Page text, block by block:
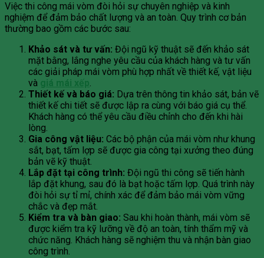
Việc thi công mái vòm đòi hỏi sự chuyên nghiệp và kinh
nghiệm để đảm bảo chất lượng và an toàn. Quy trình cơ bản
thường bao gồm các bước sau:
Khảo sát và tư vấn: Đội ngũ kỹ thuật sẽ đến khảo sát
mặt bằng, lắng nghe yêu cầu của khách hàng và tư vấn
các giải pháp mái vòm phù hợp nhất về thiết kế, vật liệu
và giá mái xếp.
Thiết kế và báo giá: Dựa trên thông tin khảo sát, bản vẽ
thiết kế chi tiết sẽ được lập ra cùng với báo giá cụ thể.
Khách hàng có thể yêu cầu điều chỉnh cho đến khi hài
lòng.
Gia công vật liệu: Các bộ phận của mái vòm như khung
sắt, bạt, tấm lợp sẽ được gia công tại xưởng theo đúng
bản vẽ kỹ thuật.
Lắp đặt tại công trình: Đội ngũ thi công sẽ tiến hành
lắp đặt khung, sau đó là bạt hoặc tấm lợp. Quá trình này
đòi hỏi sự tỉ mỉ, chính xác để đảm bảo mái vòm vững
chắc và đẹp mắt.
Kiểm tra và bàn giao: Sau khi hoàn thành, mái vòm sẽ
được kiểm tra kỹ lưỡng về độ an toàn, tính thẩm mỹ và
chức năng. Khách hàng sẽ nghiệm thu và nhận bàn giao
công trình.